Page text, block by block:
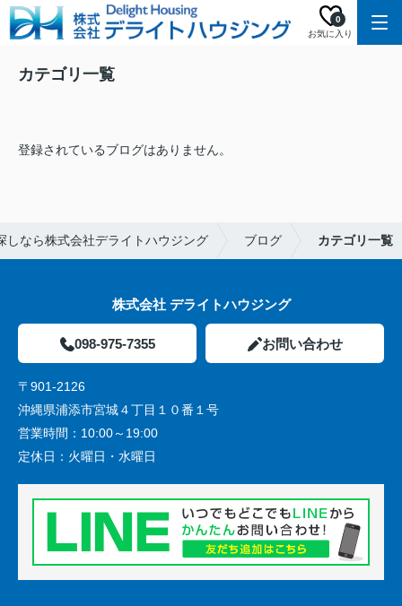
お気に入り
0
カテゴリ一覧
登録されているブログはありません。
しなら株式会社デライトハウジング ブログ カテゴリ一覧
株式会社 デライトハウジング
098-975-7355 お問い合わせ
〒901-2126
沖縄県浦添市宮城４丁目１０番１号
営業時間： 10:00～19:00
定休日： 火曜日・水曜日